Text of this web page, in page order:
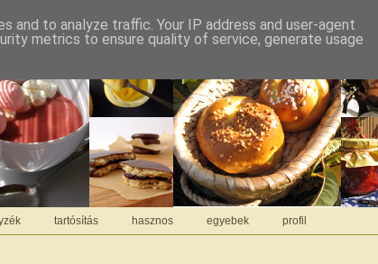
tartósítás hasznos egyebek profil
and to analyze traffic. Your IP address and user-agent
metrics to ensure quality of service, generate usage